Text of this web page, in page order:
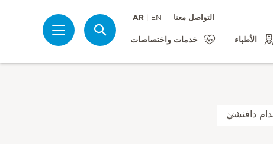
التواصل معنا EN
AR
الأطباء خدمات واختصاصات
دافنشي